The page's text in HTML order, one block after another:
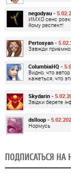
negodyau -
ИМХО сенс
йому респект!
Pertosyan -
Завжди
ColumbiaHQ -
Видно, что
кажеться, что
Skydarin -
Звідки берете
dslloop -
Нормусь
ПОДПИСАТЬСЯ НА